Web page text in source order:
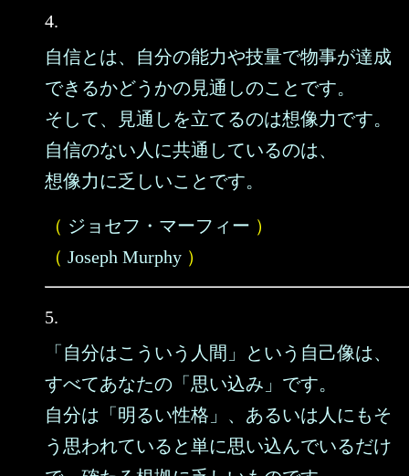
4.
自信とは、自分の能力や技量で物事が達成
できるかどうかの見通しのことです。
そして、見通しを立てるのは想像力です。
自信のない人に共通しているのは、
想像力に乏しいことです。
（ ジョセフ・マーフィー ）
（ Joseph Murphy ）
5.
「自分はこういう人間」という自己像は、
すべてあなたの「思い込み」です。
自分は「明るい性格」、あるいは人にもそ
う思われていると単に思い込んでいるだけ